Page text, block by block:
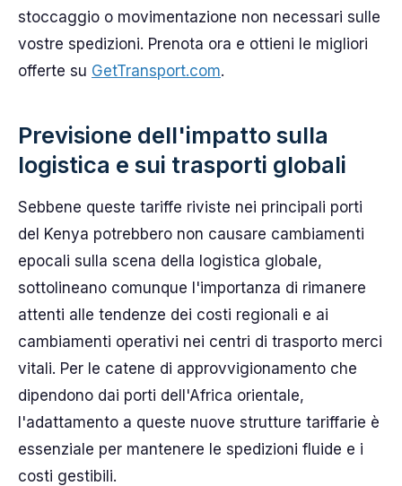
stoccaggio o movimentazione non necessari sulle
vostre spedizioni. Prenota ora e ottieni le migliori
offerte su GetTransport.com.
Previsione dell'impatto sulla
logistica e sui trasporti globali
Sebbene queste tariffe riviste nei principali porti
del Kenya potrebbero non causare cambiamenti
epocali sulla scena della logistica globale,
sottolineano comunque l'importanza di rimanere
attenti alle tendenze dei costi regionali e ai
cambiamenti operativi nei centri di trasporto merci
vitali. Per le catene di approvvigionamento che
dipendono dai porti dell'Africa orientale,
l'adattamento a queste nuove strutture tariffarie è
essenziale per mantenere le spedizioni fluide e i
costi gestibili.